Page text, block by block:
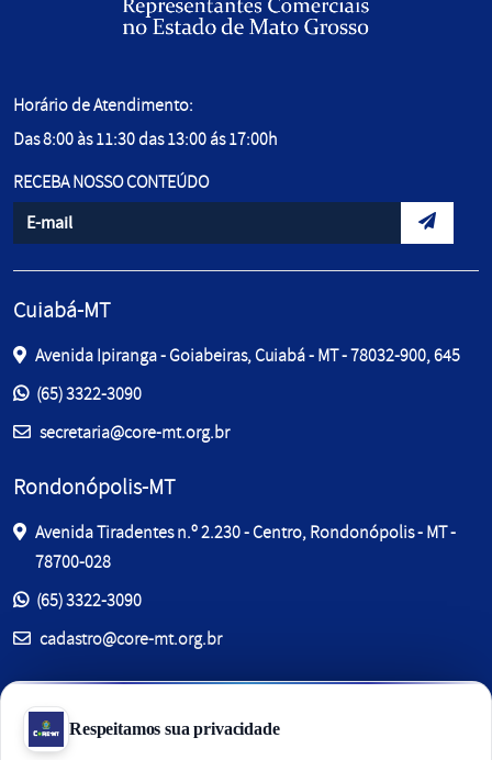
Horário de Atendimento:
Das 8:00 às 11:30 das 13:00 ás 17:00h
RECEBA NOSSO CONTEÚDO
Informe seu e-mail
Envidar
Cuiabá-MT
Avenida Ipiranga - Goiabeiras, Cuiabá - MT - 78032-900, 645
Entre em contato pelos telefones:
(65) 3322-3090
E-mail:secretaria@core-mt.org.br
Rondonópolis-MT
Avenida Tiradentes n.º 2.230 - Centro, Rondonópolis - MT -
78700-028
Entre em contato pelos telefones:
(65) 3322-3090
E-mail:cadastro@core-mt.org.br
Sinop-MT
Av. dos Jacarandás, 280 - Jardim Jacarandás, , Sinop - MT -